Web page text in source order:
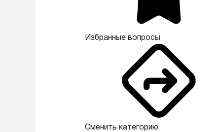
Избранные вопросы
Сменить категорию